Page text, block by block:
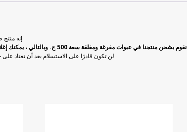
إنه منتج
نقوم بشحن منتجنا في عبوات مفرغة ومغلقة سعة 500 ج. وبالتالي ، يمكنك إغلاق العبوة في أي وقت والحفاظ على نضارتها.
لن تكون قادرًا على الاستسلام بعد أن تعتاد